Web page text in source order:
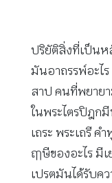
ปริยัติสิ่งที่เป็นห
มันอาถรรพ์อะไ
สาป คนที่พยาย
ในพระไตรปิฎก
เถระ พระเถรี ค
ฤๅษีของอะไร มี
เปรตมันได้รับค